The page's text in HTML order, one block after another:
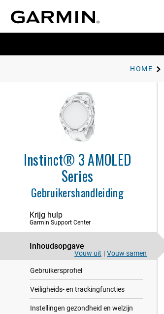
HOME
Instinct® 3 AMOLED
Series
Gebruikershandleiding
Krijg hulp
Garmin Support Center
Inhoudsopgave
Vouw uit | Vouw samen
Activiteiten en apps
Instellingen voor meldingen en
waarschuwingen
Lay-out
Kaart
Connectiviteitsfuncties voor
smartphones
Gebrui​kers​profiel
Veiligheids- en trackingfuncties
Instellingen gezondheid en welzijn